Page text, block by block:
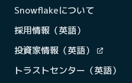
Snowflakeについて
採用情報（英語）
投資家情報（英語）
トラストセンター（英語）